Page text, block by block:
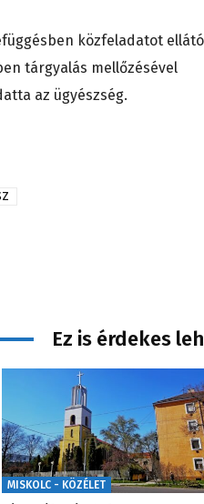
közfeladatot ellátó
tárgyalás mellőzésével
az ügyészség.
Ez is érdekes
MISKOLC - KÖZÉLET